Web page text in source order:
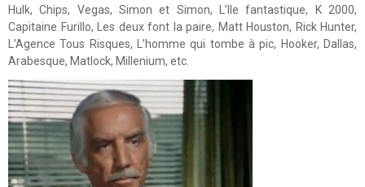
Hulk, Chips, Vegas, Simon et Simon, L’Ile fantastique, K 2000,
Capitaine Furillo, Les deux font la paire, Matt Houston, Rick Hunter,
L’Agence Tous Risques, L’homme qui tombe à pic, Hooker, Dallas,
Arabesque, Matlock, Millenium, etc.